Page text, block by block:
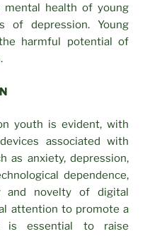
health of young
of depression. Young
harmful potential of
youth is evident, with
associated with
as anxiety, depression,
dependence,
and novelty of digital
attention to promote a
is essential to raise